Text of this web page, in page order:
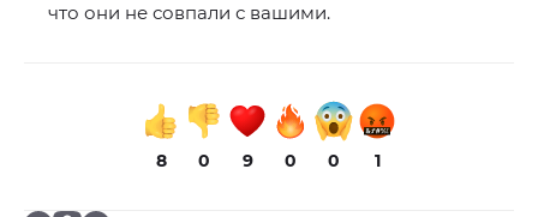
что они не совпали с вашими.
8 0 9 0 0 1